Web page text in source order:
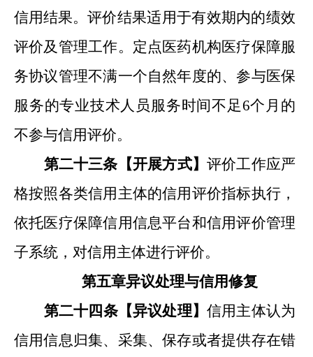
信用结果。评价结果适用于有效期内的绩效
评价及管理工作。 定点医药机构医疗保障服
务协议管理不满一个自然年度的、参与医保
服务的专业技术人员服务时间不足 6个月的
不参与信用评价。
第二十三条【开展方式】 评价工作应严
格按照各类信用主体的信用评价指标执行，
依托医疗保障信用信息平台和信用评价管理
子系统 ， 对信用主体进行评价。
第五章异议处理与信用修复
第二十 四条【异议处理】 信用主体认为
信用信息归集、采集、保存或者提供存在错